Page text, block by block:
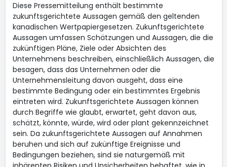
Diese Pressemitteilung enthält bestimmte
zukunftsgerichtete Aussagen gemäß den geltenden
kanadischen Wertpapiergesetzen. Zukunftsgerichtete
Aussagen umfassen Schätzungen und Aussagen, die die
zukünftigen Pläne, Ziele oder Absichten des
Unternehmens beschreiben, einschließlich Aussagen, die
besagen, dass das Unternehmen oder die
Unternehmensleitung davon ausgeht, dass eine
bestimmte Bedingung oder ein bestimmtes Ergebnis
eintreten wird. Zukunftsgerichtete Aussagen können
durch Begriffe wie glaubt, erwartet, geht davon aus,
schätzt, könnte, würde, wird oder plant gekennzeichnet
sein. Da zukunftsgerichtete Aussagen auf Annahmen
beruhen und sich auf zukünftige Ereignisse und
Bedingungen beziehen, sind sie naturgemäß mit